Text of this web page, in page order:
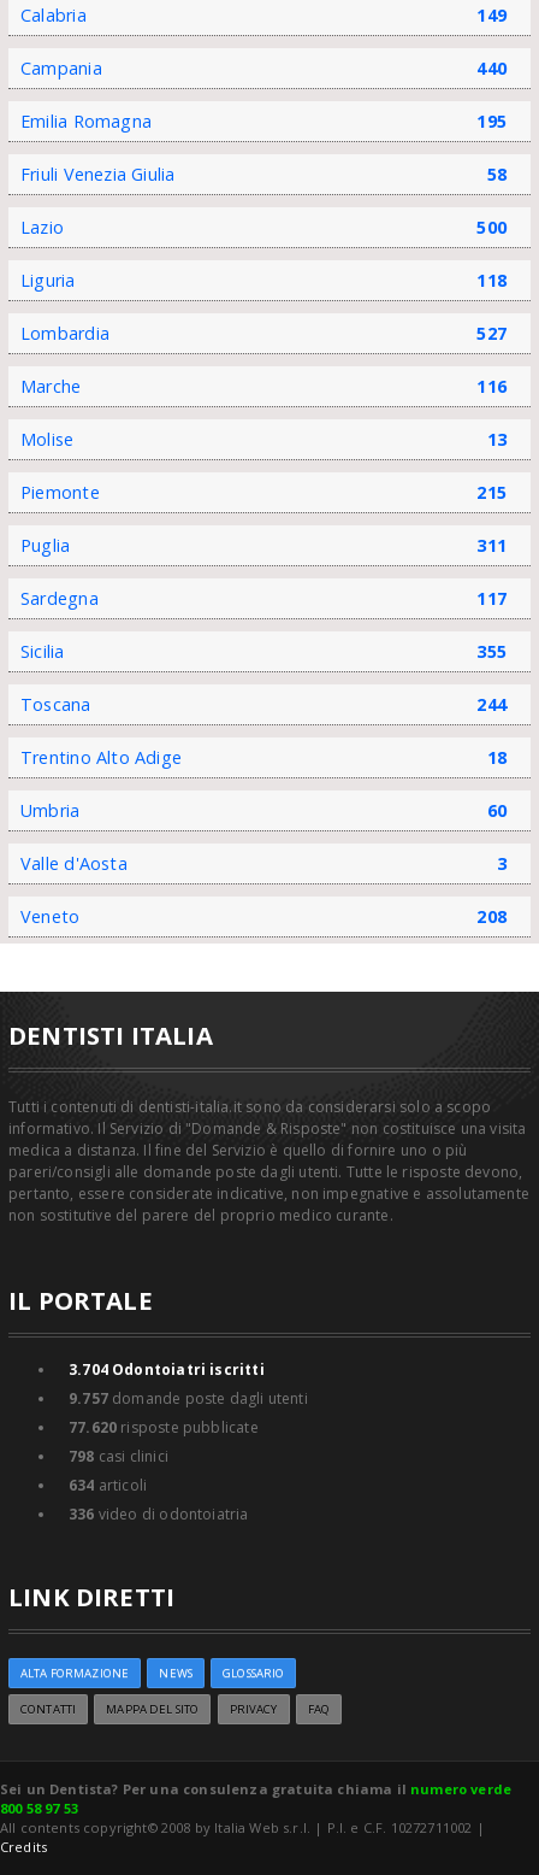
Calabria 149
Campania 440
Emilia Romagna 195
Friuli Venezia Giulia 58
Lazio 500
Liguria 118
Lombardia 527
Marche 116
Molise 13
Piemonte 215
Puglia 311
Sardegna 117
Sicilia 355
Toscana 244
Trentino Alto Adige 18
Umbria 60
Valle d'Aosta 3
Veneto 208
DENTISTI ITALIA
Tutti i contenuti di dentisti-italia.it sono da considerarsi solo a scopo
informativo. Il Servizio di "Domande & Risposte" non costituisce una visita
medica a distanza. Il fine del Servizio è quello di fornire uno o più
pareri/consigli alle domande poste dagli utenti. Tutte le risposte devono,
pertanto, essere considerate indicative, non impegnative e assolutamente
non sostitutive del parere del proprio medico curante.
IL PORTALE
3.704Odontoiatri iscritti
9.757domande poste dagli utenti
77.620 risposte pubblicate
798 casi clinici
634 articoli
336 video di odontoiatria
LINK DIRETTI
ALTA FORMAZIONE NEWS GLOSSARIO
CONTATTI MAPPA DEL SITO PRIVACY FAQ
Sei un Dentista? Per una consulenza gratuita chiama il numero verde
800 58 97 53
All contents copyright© 2008 by Italia Web s.r.l. | P.I. e C.F. 10272711002 |
Credits